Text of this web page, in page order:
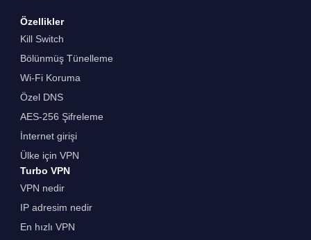
Özellikler
Kill Switch
Bölünmüş Tünelleme
Wi-Fi Koruma
Özel DNS
AES-256 Şifreleme
İnternet girişi
Ülke için VPN
Turbo VPN
VPN nedir
IP adresim nedir
En hızlı VPN